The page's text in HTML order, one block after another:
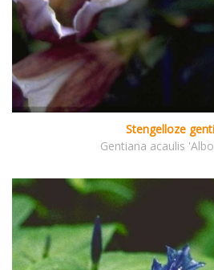
Stengelloze
Gentiana acaulis